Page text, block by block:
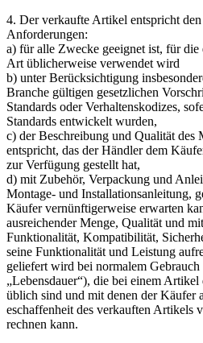
4. Der verkaufte Artikel entspricht
Anforderungen:
a) für alle Zwecke geeignet ist, für die
Art üblicherweise verwendet wird
b) unter Berücksichtigung
Branche gültigen gesetzlichen
Standards oder Verhaltenskodizes,
Standards entwickelt wurden,
c) der Beschreibung und Qualität des
entspricht, das der Händler dem
zur Verfügung gestellt hat,
d) mit Zubehör, Verpackung und
Montage- und Installationsanleitung,
Käufer vernünftigerweise erwarten
ausreichender Menge, Qualität und
Funktionalität, Kompatibilität,
seine Funktionalität und Leistung
geliefert wird bei normalem
„Lebensdauer“), die bei einem
üblich sind und mit denen der Käufer
eschaffenheit des verkauften Artikels
rechnen kann.